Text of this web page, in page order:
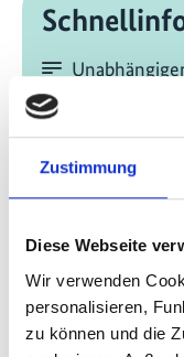
Zustimmung
Diese Webseite
Wir verwenden
personalisieren,
zu können und die
IKI (IKI UBM)
Standard
Zeitzone